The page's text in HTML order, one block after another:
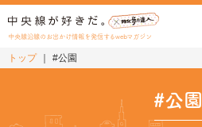
中央線沿線のお出かけ情報を発信するwebマガジン
スイーツ・テイクアウト
トップ #公園
#公園